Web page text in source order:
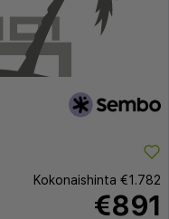
Kokonaishinta €1.782
€891